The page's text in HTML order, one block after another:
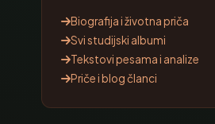
Biografija i životna priča
Svi studijski albumi
Tekstovi pesama i analize
Priče i blog članci